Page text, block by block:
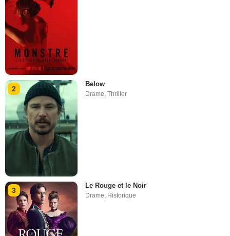
2
Below
Drame ,Thriller
3
Le Rouge et le Noir
Drame, Historique